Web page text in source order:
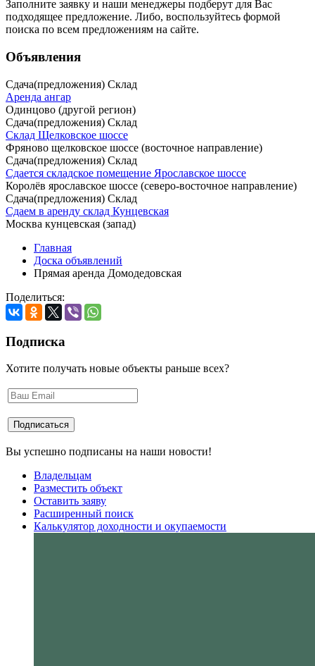
Заполните заявку и наши менеджеры подберут для Вас
подходящее предложение. Либо, воспользуйтесь формой
поиска по всем предложениям на сайте.
Объявления
Сдача(предложения) Склад
Аренда ангар
Одинцово (другой регион)
Сдача(предложения) Склад
Склад Щелковское шоссе
Фряново щелковское шоссе (восточное направление)
Сдача(предложения) Склад
Сдается складское помещение Ярославское шоссе
Королёв ярославское шоссе (северо-восточное направление)
Сдача(предложения) Склад
Сдаем в аренду склад Кунцевская
Москва кунцевская (запад)
Главная
Доска объявлений
Прямая аренда Домодедовская
Поделиться:
Подписка
Хотите получать новые объекты раньше всех?
Вы успешно подписаны на наши новости!
Владельцам
Разместить объект
Оставить заяву
Расширенный поиск
Калькулятор доходности и окупаемости